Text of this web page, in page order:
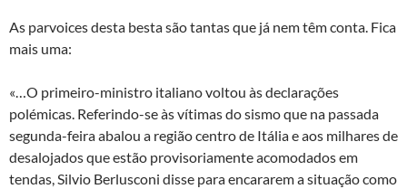
As parvoices desta besta são tantas que já nem têm conta. Fica
mais uma:
«…O primeiro-ministro italiano voltou às declarações
polémicas. Referindo-se às vítimas do sismo que na passada
segunda-feira abalou a região centro de Itália e aos milhares de
desalojados que estão provisoriamente acomodados em
tendas, Silvio Berlusconi disse para encararem a situação como